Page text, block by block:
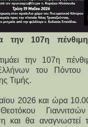
την 107η
την 107η
του Πόντου
Τιμής.
2026 και ώρα
και θα αναγνωστεί